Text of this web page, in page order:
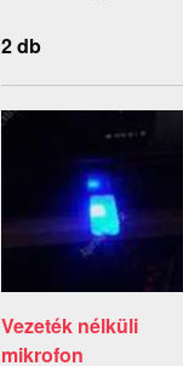
2 db
Vezeték nélküli
mikrofon